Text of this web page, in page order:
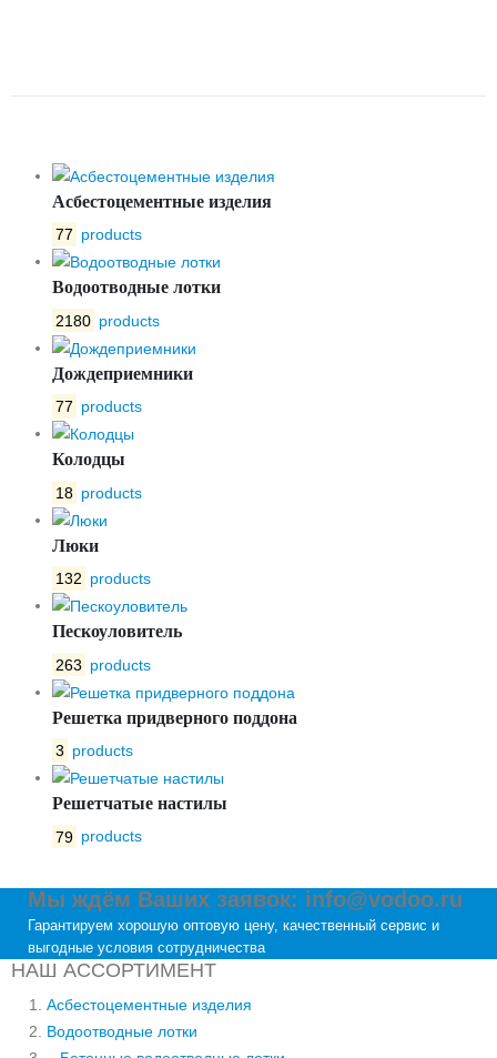
Асбестоцементные изделия
77 products
Водоотводные лотки
2180 products
Дождеприемники
77 products
Колодцы
18 products
Люки
132 products
Пескоуловитель
263 products
Решетка придверного поддона
3 products
Решетчатые настилы
79 products
Мы ждём Ваших заявок: info@vodoo.ru
Гарантируем хорошую оптовую цену, качественный сервис и
выгодные условия сотрудничества
НАШ АССОРТИМЕНТ
Асбестоцементные изделия
Водоотводные лотки